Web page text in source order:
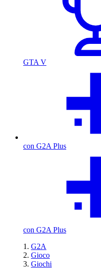
GTA V
con G2A Plus
con G2A Plus
G2A
Gioco
Giochi